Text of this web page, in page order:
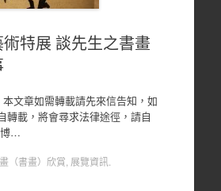
特展 談先生之書畫
文章如需轉載請先來信告知，如
轉載，將會尋求法律途徑，請自
博…
（書畫）欣賞 展覽資訊